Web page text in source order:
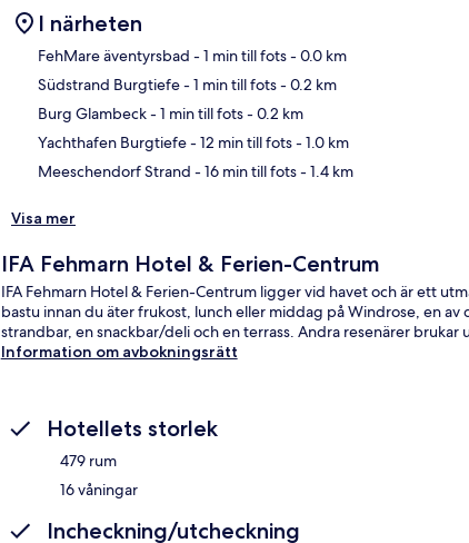
I närheten
FehMare äventyrsbad - 1 min till fots- 0.0 km
Südstrand Burgtiefe- 1 min till fots- 0.2 km
Burg Glambeck- 1 min till fots- 0.2 km
Yachthafen Burgtiefe- 12 min till fots- 1.0 km
Meeschendorf Strand - 16 min till fots- 1.4 km
Visa mer
IFA Fehmarn Hotel & Ferien-Centrum
IFA Fehmarn Hotel & Ferien-Centrum ligger vid havet och är ett
bastu innan du äter frukost, lunch eller middag på Windrose, en
strandbar, en snackbar/deli och en terrass. Andra resenärer brukar
Information om avbokningsrätt
Hotellets storlek
479 rum
16 våningar
Incheckning/utcheckning